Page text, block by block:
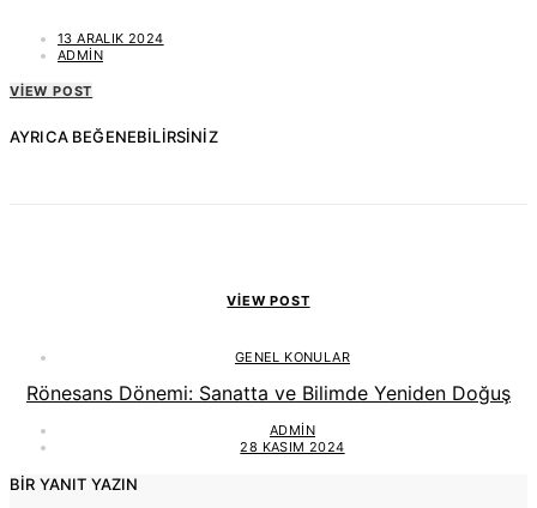
13 ARALIK 2024
ADMIN
VIEW POST
AYRICA BEĞENEBILIRSINIZ
VIEW POST
GENEL KONULAR
Rönesans Dönemi: Sanatta ve Bilimde Yeniden Doğuş
ADMIN
28 KASIM 2024
BIR YANIT YAZIN